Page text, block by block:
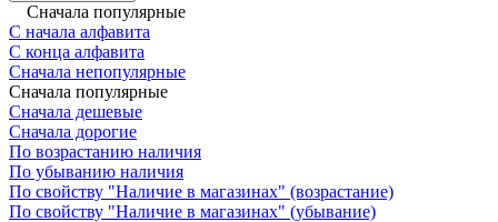
Сначала популярные
С начала алфавита
С конца алфавита
Сначала непопулярные
Сначала популярные
Сначала дешевые
Сначала дорогие
По возрастанию наличия
По убыванию наличия
По свойству "Наличие в магазинах" (возрастание)
По свойству "Наличие в магазинах" (убывание)